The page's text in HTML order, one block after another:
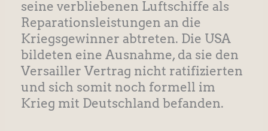
seine verbliebenen Luftschiffe als
Reparationsleistungen an die
Kriegsgewinner abtreten. Die USA
bildeten eine Ausnahme, da sie den
Versailler Vertrag nicht ratifizierten
und sich somit noch formell im
Krieg mit Deutschland befanden.